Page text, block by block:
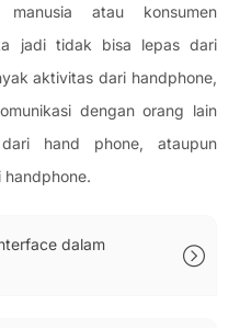
atau konsumen
jadi tidak bisa lepas dari
aktivitas dari handphone,
dengan orang lain
hand phone, ataupun
handphone.
dalam